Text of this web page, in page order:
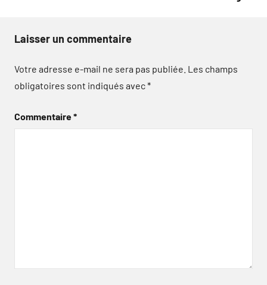
Laisser un commentaire
Votre adresse e-mail ne sera pas publiée. Les champs
obligatoires sont indiqués avec*
Commentaire*